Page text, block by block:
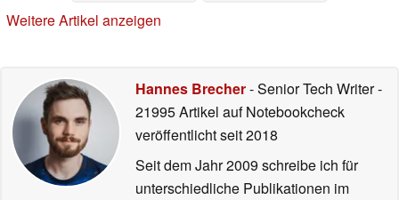
Weitere Artikel anzeigen
Hannes Brecher- Senior Tech Writer-
21995 Artikel auf Notebookcheck
veröffentlichtseit 2018
Seit dem Jahr 2009 schreibe ich für
unterschiedliche Publikationen im